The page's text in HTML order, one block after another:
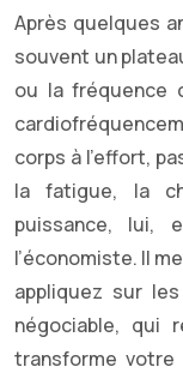
Après quelques
souvent un
ou la fréquence
corps à l’effort,
la fatigue, la
puissance, lui,
l’économiste. Il
appliquez sur
négociable, qui
transforme